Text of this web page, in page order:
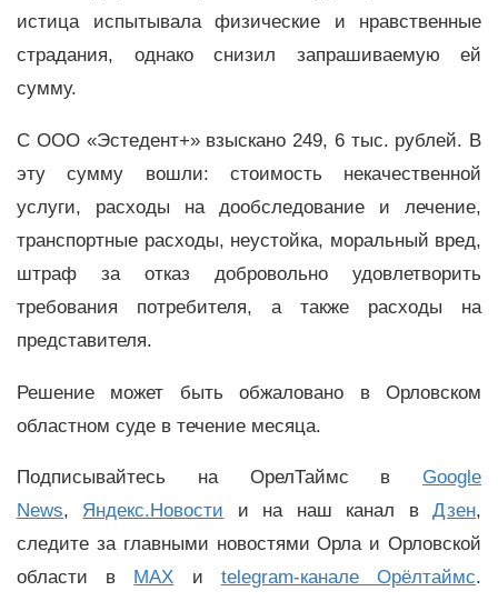
истица испытывала физические и нравственные
страдания, однако снизил запрашиваемую ей
сумму.
С ООО «Эстедент+» взыскано 249, 6 тыс. рублей. В
эту сумму вошли: стоимость некачественной
услуги, расходы на дообследование и лечение,
транспортные расходы, неустойка, моральный вред,
штраф за отказ добровольно удовлетворить
требования потребителя, а также расходы на
представителя.
Решение может быть обжаловано в Орловском
областном суде в течение месяца.
Подписывайтесь на ОрелТаймс в Google
News, Яндекс.Новости и на наш канал вДзен,
следите за главными новостями Орла и Орловской
области в MAX и telegram-канале Орёлтаймс.